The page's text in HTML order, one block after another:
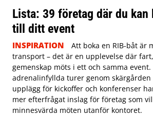
Lista: 39 företag där du kan
till ditt event
INSPIRATION
Att boka en RIB-båt är
transport – det är en upplevelse där
gemenskap möts i ett och samma event.
adrenalinfyllda turer genom
upplägg för kickoffer och konferenser
mer efterfrågat inslag för företag som
minnesvärda möten utanför kontoret.